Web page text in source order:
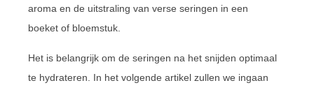
aroma en de uitstraling van verse seringen in een
boeket of bloemstuk.
Het is belangrijk om de seringen na het snijden optimaal
te hydrateren. In het volgende artikel zullen we ingaan